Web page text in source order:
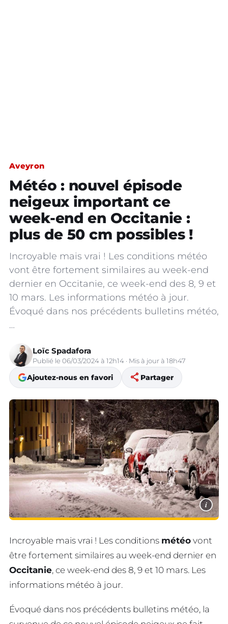
Aveyron
Météo : nouvel épisode
neigeux important ce
week-end en Occitanie :
plus de 50 cm possibles !
Incroyable mais vrai ! Les conditions météo
vont être fortement similaires au week-end
dernier en Occitanie, ce week-end des 8, 9 et
10 mars. Les informations météo à jour.
Évoqué dans nos précédents bulletins météo,
…
Loïc Spadafora
Publié le 06/03/2024 à 12h14 · Mis à jour à 18h47
Ajoutez-nous en favori share Partager
i
Incroyable mais vrai ! Les conditions météo vont
être fortement similaires au week-end dernier en
Occitanie, ce week-end des 8, 9 et 10 mars. Les
informations météo à jour.
Évoqué dans nos précédents bulletins météo, la